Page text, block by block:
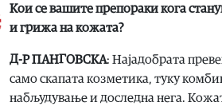
Кои се вашите препораки кога
и грижа на кожата?
Д-Р ПАНГОВСКА: Најадобрата
само скапата козметика, туку
набљудување и доследна нега.